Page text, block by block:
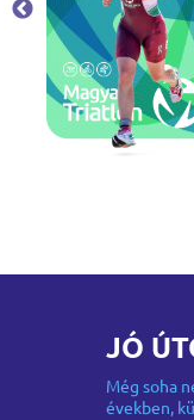
JÓ
Még soha
években,